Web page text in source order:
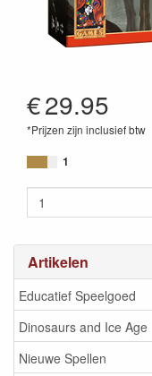
Artikelen
Educatief Speelgoed
Dinosaurs and Ice Age
Nieuwe Spellen
€29.95
*Prijzen zijn inclusief btw
8719214429621
1